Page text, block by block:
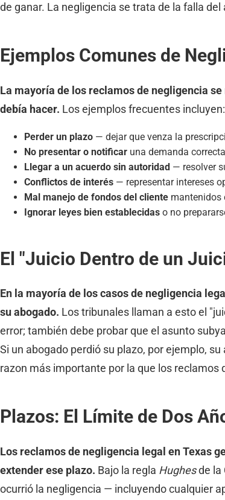
de ganar. La negligencia se trata de la falla
Ejemplos Comunes de
La mayoría de los reclamos de negligencia
debía hacer. Los ejemplos frecuentes incluyen:
Perder un plazo — dejar que venza la
No presentar o notificar una demanda
Llegar a un acuerdo sin autoridad — resolver
Conflictos de interés — representar intereses
Mal manejo de fondos del cliente mantenidos
Ignorar leyes bien establecidas o no
El "Juicio Dentro de un
En la mayoría de los casos de negligencia
su abogado. Los tribunales llaman a esto el
error; también debe probar que el asunto
Si un abogado perdió su plazo, por ejemplo,
razon más importante por la que los reclamos
Plazos: El Límite de Dos
Los reclamos de negligencia legal en Texas
extender ese plazo. Bajo la regla Hughesde la
ocurrió la negligencia — incluyendo cualquier